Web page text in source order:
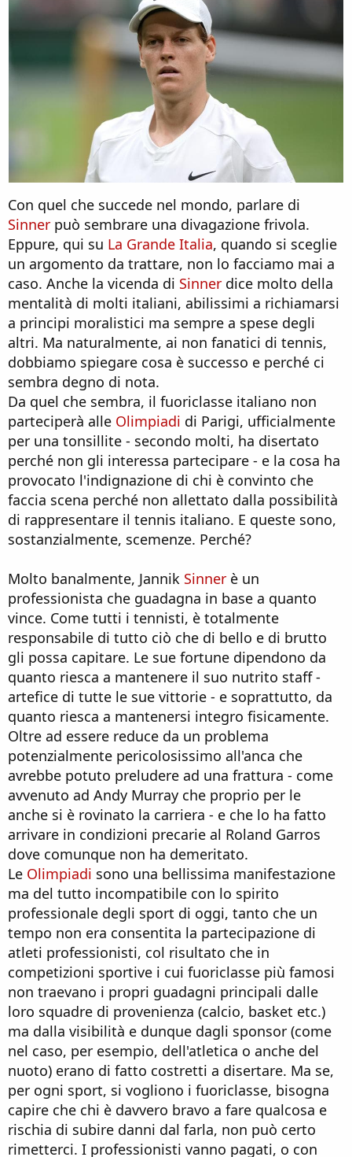
Con quel che succede nel mondo, parlare di
Sinner può sembrare una divagazione frivola.
Eppure, qui su La Grande Italia, quando si sceglie
un argomento da trattare, non lo facciamo mai a
caso. Anche la vicenda di Sinner dice molto della
mentalità di molti italiani, abilissimi a richiamarsi
a principi moralistici ma sempre a spese degli
altri. Ma naturalmente, ai non fanatici di tennis,
dobbiamo spiegare cosa è successo e perché ci
sembra degno di nota.
Da quel che sembra, il fuoriclasse italiano non
parteciperà alle Olimpiadi di Parigi, ufficialmente
per una tonsillite - secondo molti, ha disertato
perché non gli interessa partecipare - e la cosa ha
provocato l'indignazione di chi è convinto che
faccia scena perché non allettato dalla possibilità
di rappresentare il tennis italiano. E queste sono,
sostanzialmente, scemenze. Perché?
Molto banalmente, Jannik Sinner è un
professionista che guadagna in base a quanto
vince. Come tutti i tennisti, è totalmente
responsabile di tutto ciò che di bello e di brutto
gli possa capitare. Le sue fortune dipendono da
quanto riesca a mantenere il suo nutrito staff -
artefice di tutte le sue vittorie - e soprattutto, da
quanto riesca a mantenersi integro fisicamente.
Oltre ad essere reduce da un problema
potenzialmente pericolosissimo all'anca che
avrebbe potuto preludere ad una frattura - come
avvenuto ad Andy Murray che proprio per le
anche si è rovinato la carriera - e che lo ha fatto
arrivare in condizioni precarie al Roland Garros
dove comunque non ha demeritato.
Le Olimpiadi sono una bellissima manifestazione
ma del tutto incompatibile con lo spirito
professionale degli sport di oggi, tanto che un
tempo non era consentita la partecipazione di
atleti professionisti, col risultato che in
competizioni sportive i cui fuoriclasse più famosi
non traevano i propri guadagni principali dalle
loro squadre di provenienza (calcio, basket etc.)
ma dalla visibilità e dunque dagli sponsor (come
nel caso, per esempio, dell'atletica o anche del
nuoto) erano di fatto costretti a disertare. Ma se,
per ogni sport, si vogliono i fuoriclasse, bisogna
capire che chi è davvero bravo a fare qualcosa e
rischia di subire danni dal farla, non può certo
rimetterci. I professionisti vanno pagati, o con